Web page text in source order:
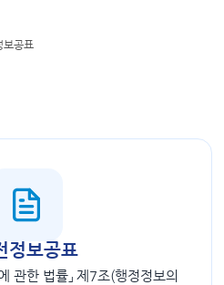
보공표
정보공표
관한 법률」 제7조(행정정보의